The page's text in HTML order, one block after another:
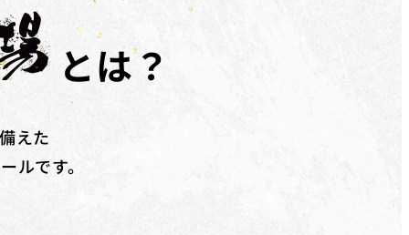
追加の受講料(税抜)20%相当額を給付
とは？
えた
ルです。